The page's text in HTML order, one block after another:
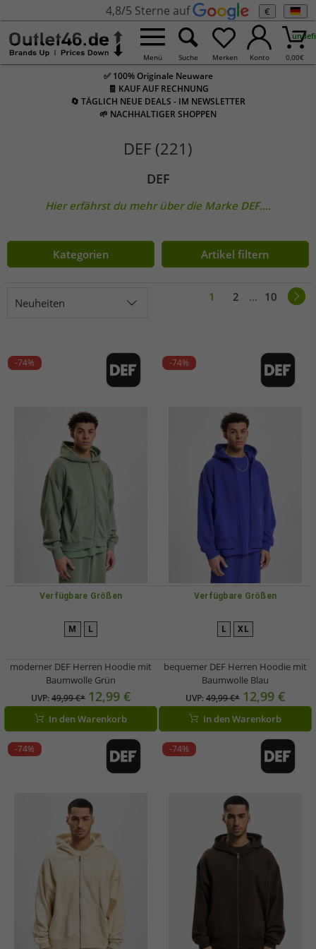
4,8/5 Sterne auf €
Menü Suche Merken Konto 0,00€
✅ 100% Originale Neuware
🧾 KAUF AUF RECHNUNG
🔄 TÄGLICH NEUE DEALS - IM NEWSLETTER
🌱 NACHHALTIGER SHOPPEN
DEF (221)
DEF
Hier erfährst du mehr über die Marke DEF....
Kategorien Artikel filtern
Neuheiten 1 2 ... 10
-74%
Verfügbare Größen
M L
moderner DEF Herren Hoodie mit
Baumwolle Grün
UVP:49,99 €* 12,99 €
In den Warenkorb
-74%
Verfügbare Größen
L XL
bequemer DEF Herren Hoodie mit
Baumwolle Blau
UVP:49,99 €* 12,99 €
In den Warenkorb
-74% -74%